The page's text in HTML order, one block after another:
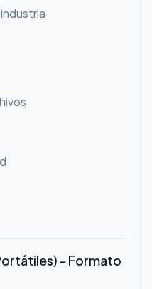
- Formato